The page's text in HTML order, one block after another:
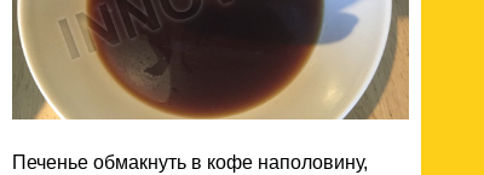
Печенье обмакнуть в кофе наполовину,